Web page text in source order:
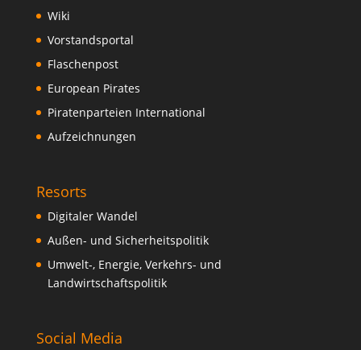
Wiki
Vorstandsportal
Flaschenpost
European Pirates
Piratenparteien International
Aufzeichnungen
Resorts
Digitaler Wandel
Außen- und Sicherheitspolitik
Umwelt-, Energie, Verkehrs- und
Landwirtschaftspolitik
Social Media